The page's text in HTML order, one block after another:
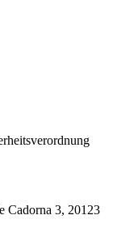
Cadorna 3, 20123